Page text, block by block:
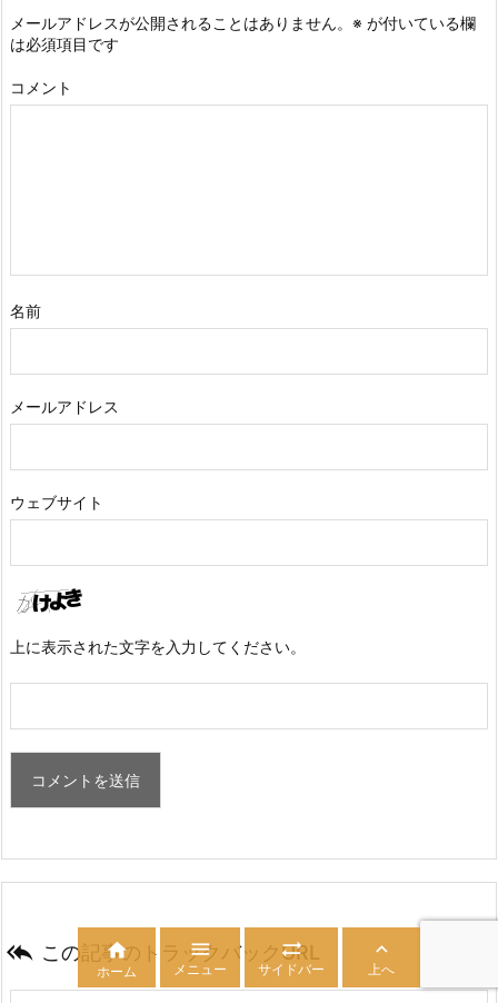
メールアドレスが公開されることはありません。 ※ が付いている欄
は必須項目です
コメント
名前
メールアドレス
ウェブサイト
上に表示された文字を入力してください。
 この記事のトラックバックURL

ホーム

メニュー

サイドバー

上へ